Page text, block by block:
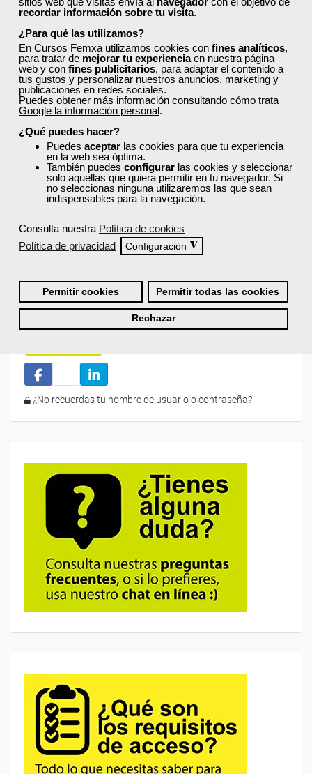
recordar información sobre tu visita.
¿Para qué las utilizamos?
En Cursos Femxa utilizamos cookies con fines analíticos,
para tratar de mejorar tu experienciaen nuestra página
web y con fines publicitarios, para adaptar el contenido a
tus gustos y personalizar nuestros anuncios, marketing y
publicaciones en redes sociales.
Puedes obtener más información consultando cómo trata
Google la información personal.
¿Qué puedes hacer?
Puedes aceptar las cookies para que tu experiencia
en la web sea óptima.
También puedes configurar las cookies y seleccionar
solo aquellas que quiera permitir en tu navegador. Si
no seleccionas ninguna utilizaremos las que sean
indispensables para la navegación.
Consulta nuestra Política de cookies
Política de privacidad
Configuración ◮
Permitir cookies Permitir todas las cookies
Rechazar
gratuito?
¡Únete a la Comunidad Femxa!
Actualmenteeste curso está cerrado
disponibles.
Si todavía no tienes cuenta de usuario, regístrate, indicando
tu sector profesional y tus preferencias formativas. Si ya
estás registrado, inicia sesión a continuación y filtra tu
búsqueda para encontrar los cursos que se ajusten a tu
¿No recuerdas tu nombre de usuario o contraseña?